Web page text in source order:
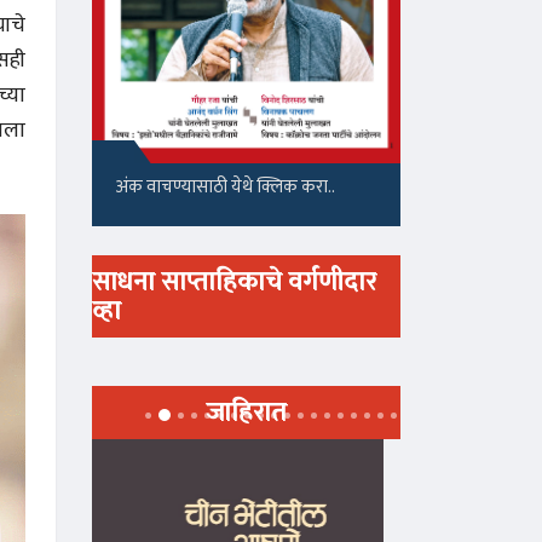
अंक वाचण्यासाठी येथे क्लिक करा..
साधना साप्ताहिकाचे वर्गणीदार
व्हा
जाहिरात